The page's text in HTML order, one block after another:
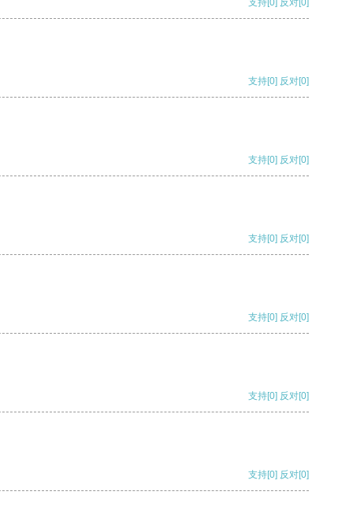
支持[0] 反对[0]
支持[0] 反对[0]
支持[0] 反对[0]
支持[0] 反对[0]
支持[0] 反对[0]
支持[0] 反对[0]
支持[0] 反对[0]